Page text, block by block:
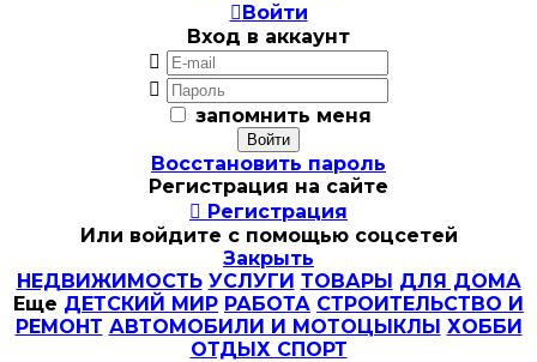
Войти
Вход в аккаунт


запомнить меня
Восстановить пароль
Регистрация на сайте
 Регистрация
Или войдите с помощью соцсетей
Закрыть
НЕДВИЖИМОСТЬ УСЛУГИ ТОВАРЫ ДЛЯ ДОМА
Еще ДЕТСКИЙ МИР РАБОТА СТРОИТЕЛЬСТВО И
РЕМОНТ АВТОМОБИЛИ И МОТОЦЫКЛЫ ХОББИ
ОТДЫХ СПОРТ